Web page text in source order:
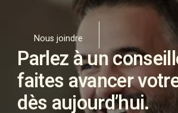
Nous joindre
Parlez à un
faites avancer
dès aujourd’hui.